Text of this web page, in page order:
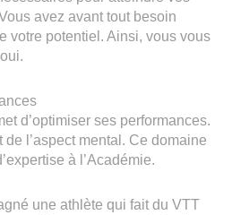
avez avant tout besoin
votre potentiel. Ainsi, vous vous
d’optimiser ses performances.
de l’aspect mental. Ce domaine
à l’Académie.
une athlète qui fait du VTT